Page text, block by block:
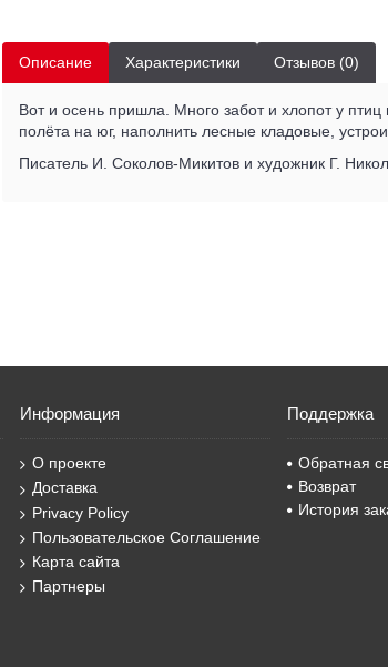
Описание Характеристики Отзывов (0)
Вот и осень пришла. Много забот и хлопот у птиц
полёта на юг, наполнить лесные кладовые,
Писатель И. Соколов-Микитов и художник Г.
Информация
О проекте
Доставка
Privacy Policy
Пользовательское Соглашение
Карта сайта
Партнеры
Поддержка
Обратная
Возврат
История